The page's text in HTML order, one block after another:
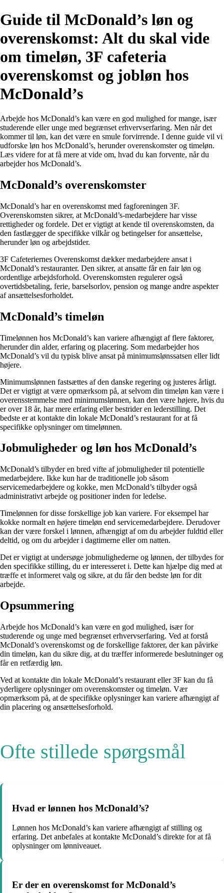
Guide til McDonald’s løn og
overenskomst: Alt du skal vide
om timeløn, 3F cafeteria
overenskomst og jobløn hos
McDonald’s
Arbejde hos McDonald’s kan være en god mulighed for mange, især
studerende eller unge med begrænset erhvervserfaring. Men når det
kommer til løn, kan det være en smule forvirrende. I denne guide vil vi
udforske løn hos McDonald’s, herunder overenskomster og timeløn.
Læs videre for at få mere at vide om, hvad du kan forvente, når du
arbejder hos McDonald’s.
McDonald’s overenskomster
McDonald’s har en overenskomst med fagforeningen 3F.
Overenskomsten sikrer, at McDonald’s-medarbejdere har visse
rettigheder og fordele. Det er vigtigt at kende til overenskomsten, da
den fastlægger de specifikke vilkår og betingelser for ansættelse,
herunder løn og arbejdstider.
3F Cafeteriernes Overenskomst dækker medarbejdere ansat i
McDonald’s restauranter. Den sikrer, at ansatte får en fair løn og
ordentlige arbejdsforhold. Overenskomsten regulerer også
overtidsbetaling, ferie, barselsorlov, pension og mange andre aspekter
af ansættelsesforholdet.
McDonald’s timeløn
Timelønnen hos McDonald’s kan variere afhængigt af flere faktorer,
herunder din alder, erfaring og placering. Som medarbejder hos
McDonald’s vil du typisk blive ansat på minimumslønssatsen eller lidt
højere.
Minimumslønnen fastsættes af den danske regering og justeres årligt.
Det er vigtigt at være opmærksom på, at selvom din timeløn kan være i
overensstemmelse med minimumslønnen, kan den være højere, hvis du
er over 18 år, har mere erfaring eller bestrider en lederstilling. Det
bedste er at kontakte din lokale McDonald’s restaurant for at få
specifikke oplysninger om timelønnen.
Jobmuligheder og løn hos McDonald’s
McDonald’s tilbyder en bred vifte af jobmuligheder til potentielle
medarbejdere. Ikke kun har de traditionelle job såsom
servicemedarbejdere og kokke, men McDonald’s tilbyder også
administrativt arbejde og positioner inden for ledelse.
Timelønnen for disse forskellige job kan variere. For eksempel har
kokke normalt en højere timeløn end servicemedarbejdere. Derudover
kan der være forskel i lønnen, afhængigt af om du arbejder fuldtid eller
deltid, og om du arbejder i dagtimerne eller om natten.
Det er vigtigt at undersøge jobmulighederne og lønnen, der tilbydes for
den specifikke stilling, du er interesseret i. Dette kan hjælpe dig med at
træffe et informeret valg og sikre, at du får den bedste løn for dit
arbejde.
Opsummering
Arbejde hos McDonald’s kan være en god mulighed, især for
studerende og unge med begrænset erhvervserfaring. Ved at forstå
McDonald’s overenskomst og de forskellige faktorer, der kan påvirke
din timeløn, kan du sikre dig, at du træffer informerede beslutninger og
får en retfærdig løn.
Ved at kontakte din lokale McDonald’s restaurant eller 3F kan du få
yderligere oplysninger om overenskomster og timeløn. Vær
opmærksom på, at de specifikke oplysninger kan variere afhængigt af
din placering og ansættelsesforhold.
Ofte stillede spørgsmål
Hvad er lønnen hos McDonald’s?
Lønnen hos McDonald’s kan variere afhængigt af stilling og
erfaring. Det anbefales at kontakte McDonald’s direkte for at få
oplysninger om lønniveauet.
Er der en overenskomst for McDonald’s